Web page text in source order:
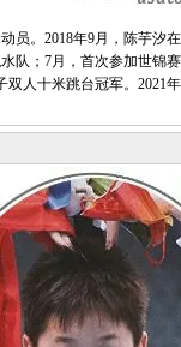
。2018年9月，陈芋汐
队；7月，首次参加世锦
人十米跳台冠军。2021